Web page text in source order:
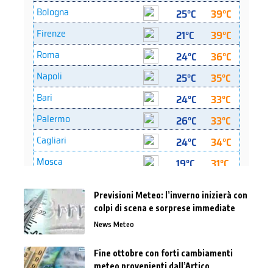
Previsioni Meteo: l’inverno inizierà con
colpi di scena e sorprese immediate
News Meteo
Fine ottobre con forti cambiamenti
meteo provenienti dall’Artico